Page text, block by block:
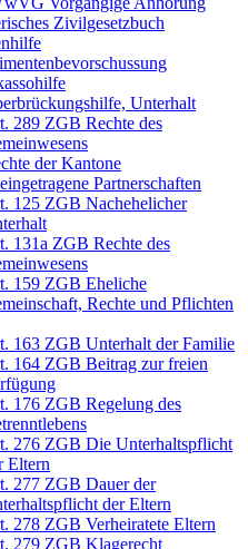
Zivilgesetzbuch
Unterhalt
289 ZGB Rechte des
der Kantone
Partnerschaften
125 ZGB Nachehelicher
131a ZGB Rechte des
159 ZGB Eheliche
Rechte und Pflichten
163 ZGB Unterhalt der Familie
164 ZGB Beitrag zur freien
176 ZGB Regelung des
276 ZGB Die Unterhaltspflicht
Eltern
277 ZGB Dauer der
der Eltern
278 ZGB Verheiratete Eltern
279 ZGB Klagerecht